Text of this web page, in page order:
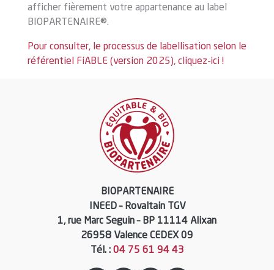
afficher fièrement votre appartenance au label
BIOPARTENAIRE®.
Pour consulter, le processus de labellisation selon le
référentiel FiABLE (version 2025), cliquez-ici !
BIOPARTENAIRE
INEED – Rovaltain TGV
1, rue Marc Seguin – BP 11114 Alixan
26958 Valence CEDEX 09
Tél. : 04 75 61 94 43